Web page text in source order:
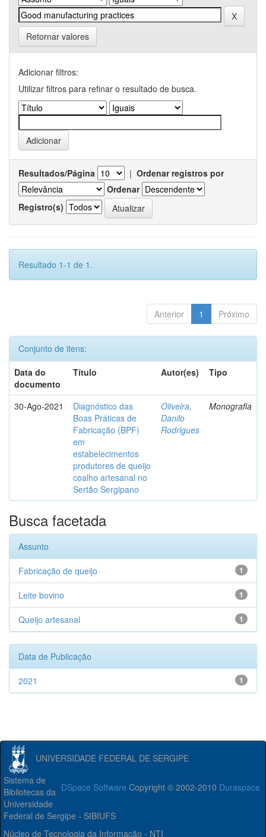
Retornar valores
Adicionar filtros:
Utilizar filtros para refinar o resultado de busca.
Resultados/Página | Ordenar registros por
Ordenar
Registro(s)
Resultado 1-1 de 1.
Anterior 1 Próximo
Conjunto de itens:
Data do
documento
Título Autor(es) Tipo
30-Ago-2021
Diagnóstico das
Boas Práticas de
Fabricação (BPF)
em
estabelecimentos
produtores de queijo
coalho artesanal no
Sertão Sergipano
Oliveira,
Danilo
Rodrigues
Monografia
Busca facetada
Assunto
1
Fabricação de queijo
1
Leite bovino
1
Queijo artesanal
Data de Publicação
1
2021
UNIVERSIDADE FEDERAL DE SERGIPE
DSpace Software Copyright © 2002-2010 Duraspace
Sistema de
Bibliotecas da
Universidade
Federal de Sergipe - SIBIUFS
Núcleo de Tecnologia da Informação - NTI